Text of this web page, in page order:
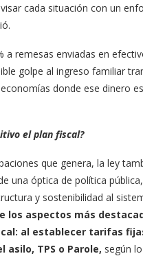
cada situación con un
a remesas enviadas en
golpe al ingreso familiar
donde ese dinero
el plan fiscal?
que genera, la ley
una óptica de política
y sostenibilidad al
los aspectos más
al establecer tarifas
TPS o Parole, según